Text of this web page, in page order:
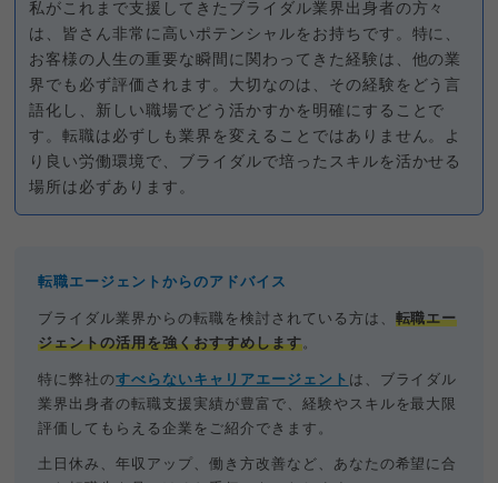
私がこれまで支援してきたブライダル業界出身者の方々
は、皆さん非常に高いポテンシャルをお持ちです。特に、
お客様の人生の重要な瞬間に関わってきた経験は、他の業
界でも必ず評価されます。大切なのは、その経験をどう言
語化し、新しい職場でどう活かすかを明確にすることで
す。転職は必ずしも業界を変えることではありません。よ
り良い労働環境で、ブライダルで培ったスキルを活かせる
場所は必ずあります。
転職エージェントからのアドバイス
ブライダル業界からの転職を検討されている方は、 転職エー
ジェントの活用を強くおすすめします。
特に弊社のすべらないキャリアエージェント は、ブライダル
業界出身者の転職支援実績が豊富で、経験やスキルを最大限
評価してもらえる企業をご紹介できます。
土日休み、年収アップ、働き方改善など、あなたの希望に合